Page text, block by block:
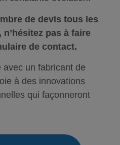
de devis tous les
pas à faire
de contact.
un fabricant de
à des innovations
qui façonneront